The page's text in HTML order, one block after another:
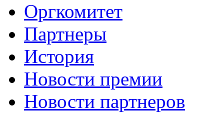
Оргкомитет
Партнеры
История
Новости премии
Новости партнеров